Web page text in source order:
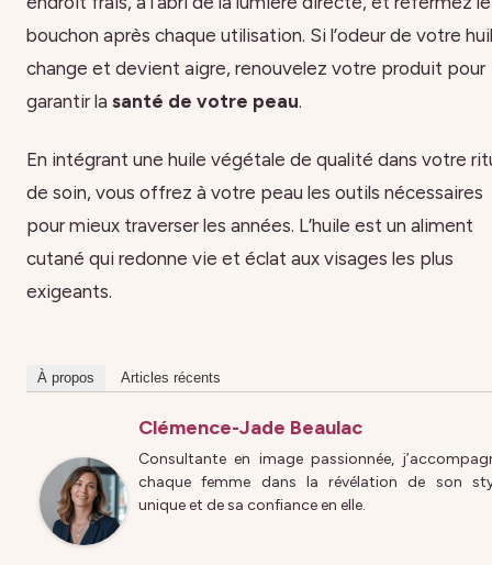
bouchon après chaque utilisation. Si l’odeur de votre
change et devient aigre, renouvelez votre produit pour
garantir la santé de votre peau.
En intégrant une huile végétale de qualité dans votre
de soin, vous offrez à votre peau les outils nécessaires
pour mieux traverser les années. L’huile est un aliment
cutané qui redonne vie et éclat aux visages les plus
exigeants.
À propos Articles récents
Clémence-Jade Beaulac
Consultante en image passionnée,
chaque femme dans la révélation de son
unique et de sa confiance en elle.